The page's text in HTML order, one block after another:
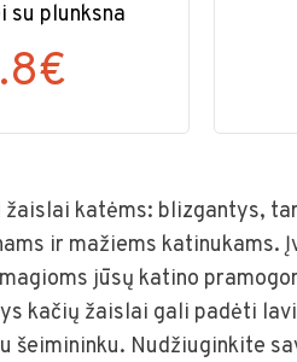
su plunksna
katėms: blizgantys,
ir mažiems
jūsų katino
kačių žaislai gali padėti
šeimininku. Nudžiuginkite